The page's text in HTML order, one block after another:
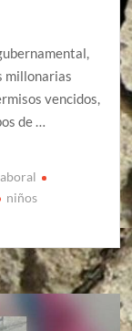
millonarias
vencidos,
de …
niños